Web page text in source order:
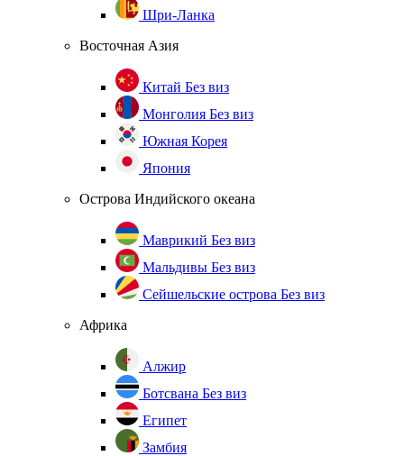
Шри-Ланка
Восточная Азия
Китай Без виз
Монголия Без виз
Южная Корея
Япония
Острова Индийского океана
Маврикий Без виз
Мальдивы Без виз
Сейшельские острова Без виз
Африка
Алжир
Ботсвана Без виз
Египет
Замбия